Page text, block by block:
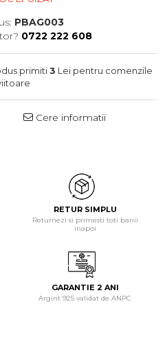
PBAG003
0722 222 608
primiti3 Lei pentru comenzile
Cere informatii
RETUR SIMPLU
Returnezi si primesti toti banii
inapoi
GARANTIE 2 ANI
Argint 925 validat de ANPC